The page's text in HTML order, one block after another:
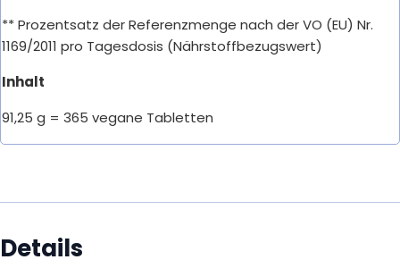
** Prozentsatz der Referenzmenge nach der VO (EU) Nr.
1169/2011 pro Tagesdosis (Nährstoffbezugswert)
Inhalt
91,25 g = 365 vegane Tabletten
Details